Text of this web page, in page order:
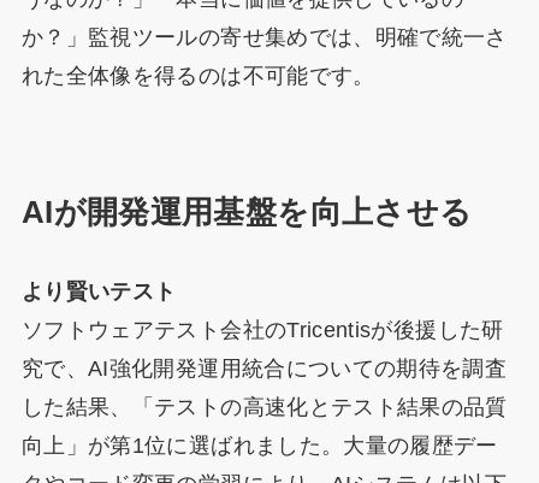
か？」監視ツールの寄せ集めでは、明確で統一さ
れた全体像を得るのは不可能です。
AIが開発運用基盤を向上させる
より賢いテスト
ソフトウェアテスト会社のTricentisが後援した研
究で、AI強化開発運用統合についての期待を調査
した結果、「テストの高速化とテスト結果の品質
向上」が第1位に選ばれました。大量の履歴デー